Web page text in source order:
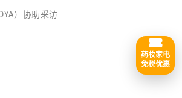
）协助采访
药妆家电
免税优惠